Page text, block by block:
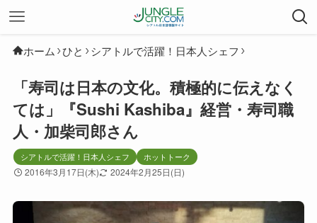
ホーム ひと シアトルで活躍！日本人シェフ
「寿司は日本の文化。積極的に伝えなく
ては」『Sushi Kashiba』経営・寿司職
人・加柴司郎さん
シアトルで活躍！日本人シェフ ホットトーク
2016年3月17日(木) 2024年2月25日(日)